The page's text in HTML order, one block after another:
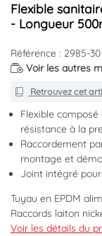
Flexible sanitaire 2 écrous tournants femelle 20/27
- Longueur
Référence : 2985-30
Voir les autres
Retrouvez cet
Flexible
résistance à la
Raccordement
montage et
Joint intégré
Tuyau en EPDM
Raccords laiton
Pression maximum
Voir les détails du